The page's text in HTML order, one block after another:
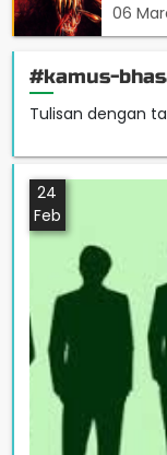
06
#kamus-
Tulisan dengan
24
Feb